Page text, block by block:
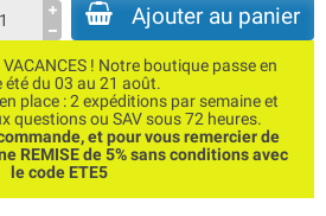
Ajouter au panier
VACANCES ! Notre boutique passe en
été du 03 au 21 août.
place : 2 expéditions par semaine et
questions ou SAV sous 72 heures.
et pour vous remercier de
REMISE de 5% sans conditions avec
le code ETE5